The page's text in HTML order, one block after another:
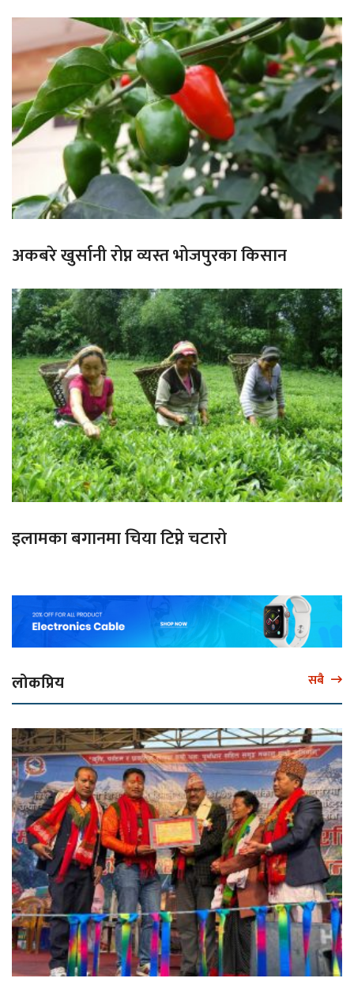
अकबरे खुर्सानी रोप्न व्यस्त भोजपुरका किसान
इलामका बगानमा चिया टिप्ने चटारो
लोकप्रिय सबै